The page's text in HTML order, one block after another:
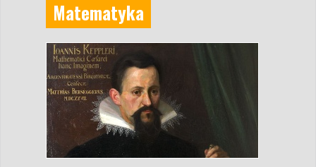
Matematyka